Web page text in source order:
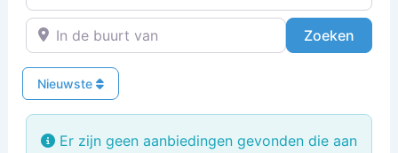
In de buurt van
Zoeken
Nieuwste
Er zijn geen aanbiedingen gevonden die aan